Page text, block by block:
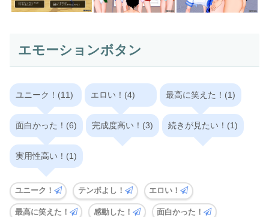
エモーションボタン
ユニーク！(11) エロい！(4) 最高に笑えた！(1)
面白かった！(6) 完成度高い！(3) 続きが見たい！(1)
実用性高い！(1)
ユニーク！ テンポよし！ エロい！
最高に笑えた！ 感動した！ 面白かった！